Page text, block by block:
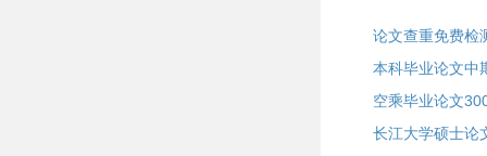
论文查重免费检
本科毕业论文中
空乘毕业论文
长江大学硕士论